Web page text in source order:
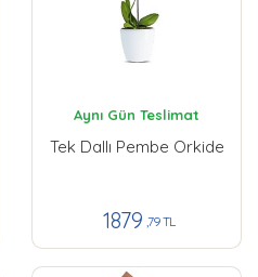
Aynı Gün Teslimat
Tek Dallı Pembe Orkide
1879 ,79 TL